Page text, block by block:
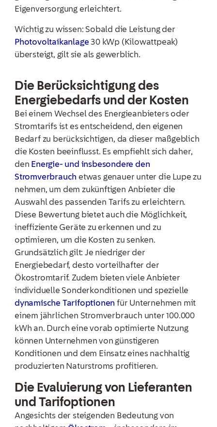
Eigenversorgung erleichtert.
Wichtig zu wissen: Sobald die Leistung der
Photovoltaikanlage30 kWp (Kilowattpeak)
übersteigt, gilt sie als gewerblich.
Die Berücksichtigung des
Energiebedarfs und der Kosten
Bei einem Wechsel des Energieanbieters oder
Stromtarifs ist es entscheidend, den eigenen
Bedarf zu berücksichtigen, da dieser maßgeblich
die Kosten beeinflusst. Es empfiehlt sich daher,
den Energie- und insbesondere den
Stromverbrauch etwas genauer unter die Lupe zu
nehmen, um dem zukünftigen Anbieter die
Auswahl des passenden Tarifs zu erleichtern.
Diese Bewertung bietet auch die Möglichkeit,
ineffiziente Geräte zu erkennen und zu
optimieren, um die Kosten zu senken.
Grundsätzlich gilt: Je niedriger der
Energiebedarf, desto vorteilhafter der
Ökostromtarif. Zudem bieten viele Anbieter
individuelle Sonderkonditionen und spezielle
dynamische Tarifoptionen für Unternehmen mit
einem jährlichen Stromverbrauch unter 100.000
kWh an. Durch eine vorab optimierte Nutzung
können Unternehmen von günstigeren
Konditionen und dem Einsatz eines nachhaltig
produzierten Naturstroms profitieren.
Die Evaluierung von Lieferanten
und Tarifoptionen
Angesichts der steigenden Bedeutung von